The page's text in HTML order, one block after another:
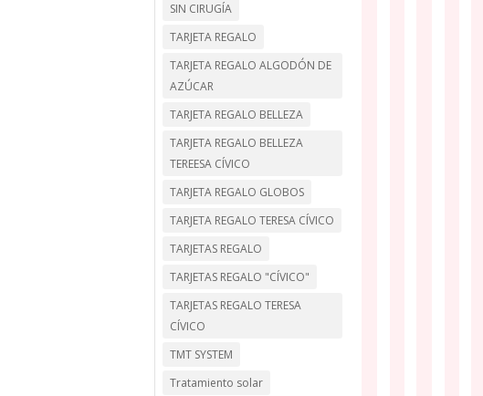
SIN CIRUGÍA
TARJETA REGALO
TARJETA REGALO ALGODÓN DE
AZÚCAR
TARJETA REGALO BELLEZA
TARJETA REGALO BELLEZA
TEREESA CÍVICO
TARJETA REGALO GLOBOS
TARJETA REGALO TERESA CÍVICO
TARJETAS REGALO
TARJETAS REGALO "CÍVICO"
TARJETAS REGALO TERESA
CÍVICO
TMT SYSTEM
Tratamiento solar